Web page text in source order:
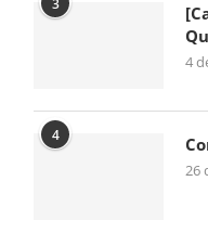
4
4
26